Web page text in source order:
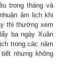
trong tháng và
âm lịch khi
thì thường xem
ba ngày Xuân
trong các năm
nhưng không